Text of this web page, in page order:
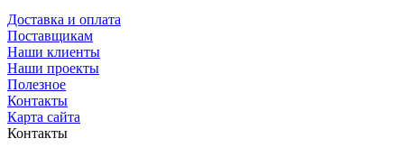
Доставка и оплата
Поставщикам
Наши клиенты
Наши проекты
Полезное
Контакты
Карта сайта
Контакты